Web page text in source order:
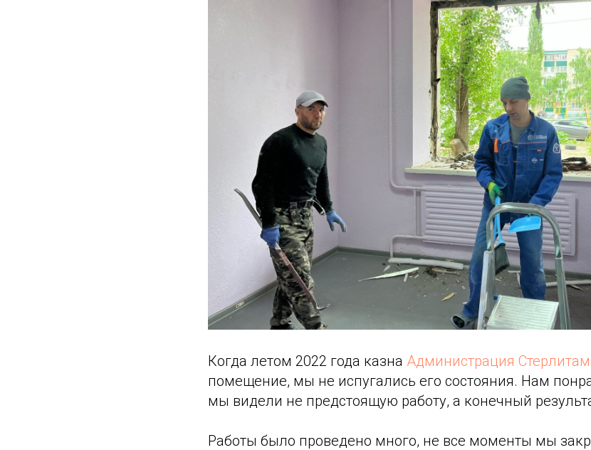
Когда летом 2022 года казна Администрация
помещение, мы не испугались его состояния. Нам
мы видели не предстоящую работу, а конечный
Работы было проведено много, не все моменты мы